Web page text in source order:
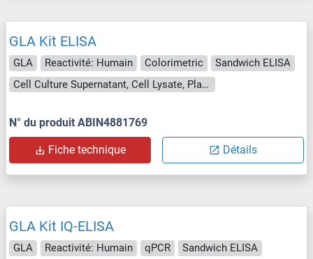
GLA Kit ELISA
GLA Reactivité: Humain Colorimetric
Sandwich ELISA
Cell Culture Supernatant, Cell Lysate, Plasma, Serum, Tissue Lysate
N° du produit ABIN4881769
Fiche technique Détails
GLA Kit IQ-ELISA
GLA Reactivité: Humain qPCR
Sandwich ELISA